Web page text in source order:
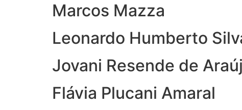
Marcos Mazza
Leonardo Humberto
Jovani Resende de
Flávia Plucani Amaral